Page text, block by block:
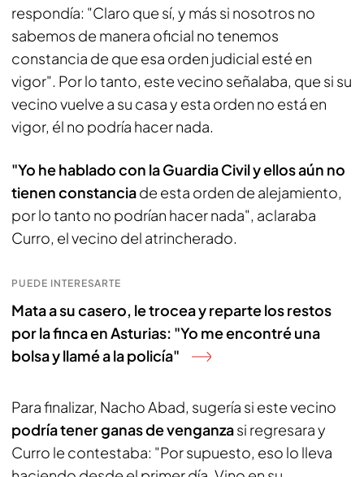
respondía: "Claro que sí, y más si nosotros no
sabemos de manera oficial no tenemos
constancia de que esa orden judicial esté en
vigor". Por lo tanto, este vecino señalaba, que si su
vecino vuelve a su casa y esta orden no está en
vigor, él no podría hacer nada.
"Yo he hablado con la Guardia Civil y ellos aún no
tienen constanciade esta orden de alejamiento,
por lo tanto no podrían hacer nada", aclaraba
Curro, el vecino del atrincherado.
PUEDE INTERESARTE
Mata a su casero, le trocea y reparte los restos
por la finca en Asturias: "Yo me encontré una
bolsa y llamé a la policía"
Para finalizar, Nacho Abad, sugería si este vecino
podría tener ganas de venganzasi regresara y
Curro le contestaba: "Por supuesto, eso lo lleva